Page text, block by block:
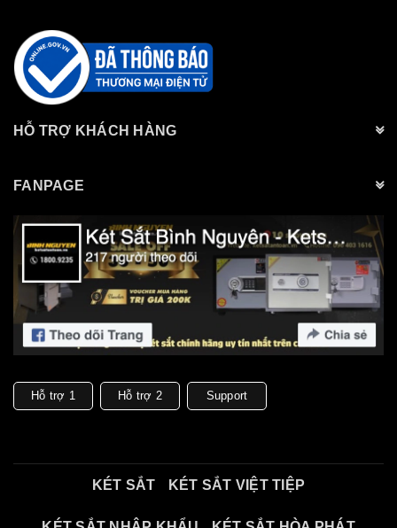
HỖ TRỢ KHÁCH HÀNG
FANPAGE
Hỗ trợ 1 Hỗ trợ 2 Support
KÉT SẮT KÉT SẮT VIỆT TIỆP